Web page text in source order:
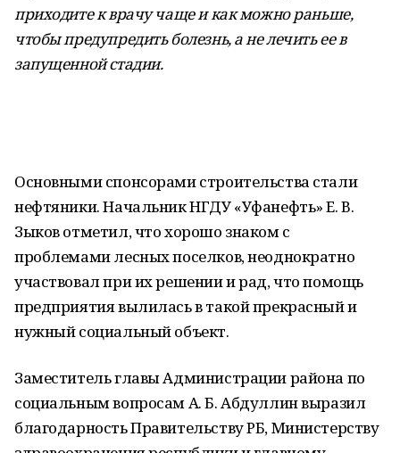
приходите к врачу чаще и как можно раньше,
чтобы предупредить болезнь, а не лечить ее в
запущенной стадии.
Основными спонсорами строительства стали
нефтяники. Начальник НГДУ «Уфанефть» Е. В.
Зыков отметил, что хорошо знаком с
проблемами лесных поселков, неоднократно
участвовал при их решении и рад, что помощь
предприятия вылилась в такой прекрасный и
нужный социальный объект.
Заместитель главы Администрации района по
социальным вопросам А. Б. Абдуллин выразил
благодарность Правительству РБ, Министерству